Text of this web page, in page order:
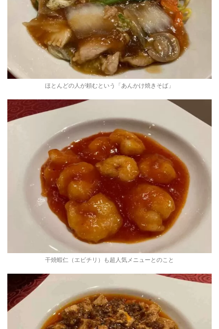
ほとんどの人が頼むという「あんかけ焼きそば」
干焼蝦仁（エビチリ）も超人気メニューとのこと